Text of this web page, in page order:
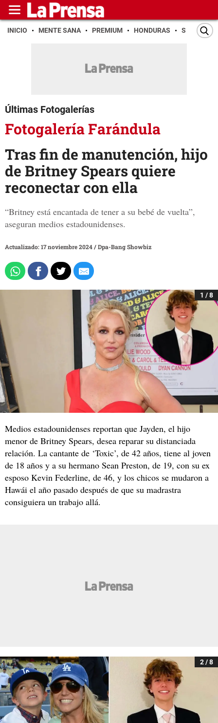
INICIO MENTE SANA PREMIUM HONDURAS SAN PEDRO
Últimas Fotogalerías
Fotogalería Farándula
Tras fin de manutención, hijo
de Britney Spears quiere
reconectar con ella
“Britney está encantada de tener a su bebé de vuelta”,
aseguran medios estadounidenses.
Actualizado: 17 noviembre 2024/Dpa-Bang Showbiz
1 / 8
Medios estadounidenses reportan que Jayden, el hijo
menor de Britney Spears, desea reparar su distanciada
relación. La cantante de ‘Toxic’, de 42 años, tiene al joven
de 18 años y a su hermano Sean Preston, de 19, con su ex
esposo Kevin Federline, de 46, y los chicos se mudaron a
Hawái el año pasado después de que su madrastra
consiguiera un trabajo allá.
2 / 8